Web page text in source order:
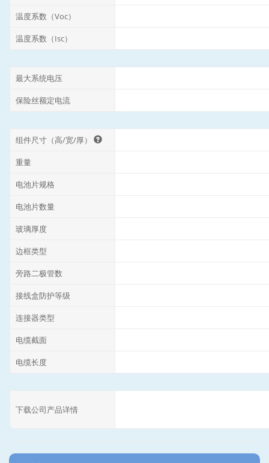
温度系数（Voc）
温度系数（Isc）
最大系统电压
保险丝额定电流
组件尺寸（高/宽/厚）
重量
电池片规格
电池片数量
玻璃厚度
边框类型
旁路二极管数
接线盒防护等级
连接器类型
电缆截面
电缆长度
下载公司产品详情